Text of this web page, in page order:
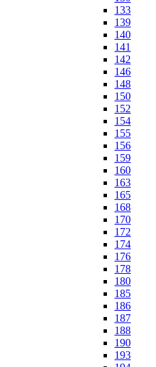
133
139
140
141
142
146
148
150
152
154
155
156
159
160
163
165
168
170
172
174
176
178
180
185
186
187
188
190
193